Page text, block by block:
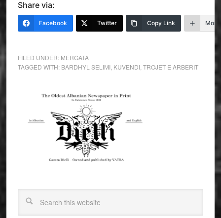
Share via:
Facebook Twitter Copy Link More
FILED UNDER: MERGATA
TAGGED WITH: BARDHYL SELIMI, KUVENDI, TROJET E ARBERIT